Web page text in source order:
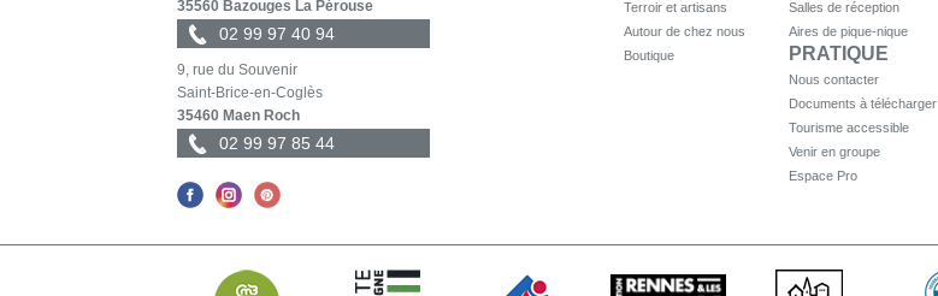
35560 Bazouges La Pérouse
02 99 97 40 94
9, rue du Souvenir
Saint-Brice-en-Coglès
35460 Maen Roch
02 99 97 85 44
Terroir et artisans
Autour de chez nous
Boutique
Salles de réception
Aires de pique-nique
PRATIQUE
Nous contacter
Documents à télécharger
Tourisme accessible
Venir en groupe
Espace Pro